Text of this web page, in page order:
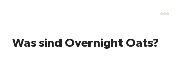
Was sind Overnight Oats?